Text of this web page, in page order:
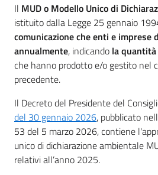
Il MUD o Modello Unico di
istituito dalla Legge 25 gennaio
comunicazione che enti e imprese
annualmente, indicando la
che hanno prodotto e/o gestito nel
precedente.
Il Decreto del Presidente del
del 30 gennaio 2026, pubblicato
53 del 5 marzo 2026, contiene
unico di dichiarazione ambientale
relativi all’anno 2025.